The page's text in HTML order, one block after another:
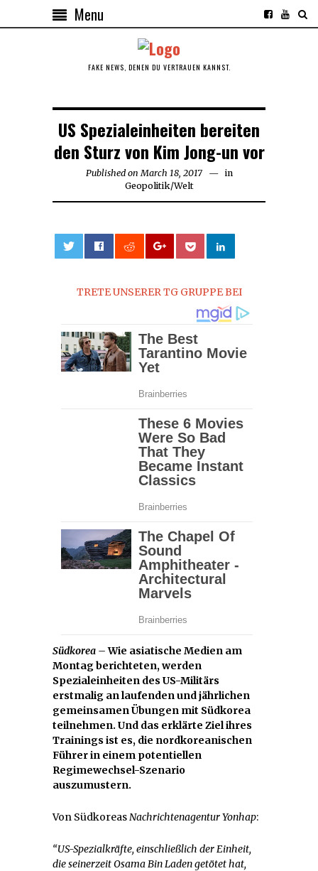
Menu
FAKE NEWS, DENEN DU VERTRAUEN KANNST.
US Spezialeinheiten bereiten
den Sturz von Kim Jong-un vor
Published on March 18, 2017
in
Geopolitik/Welt
TRETE UNSERER TG GRUPPE BEI
Südkorea –Wie asiatische Medien am
Montag berichteten, werden
Spezialeinheiten des US-Militärs
erstmalig an laufenden undjährlichen
gemeinsamen Übungen mit Südkorea
teilnehmen. Und das erklärte Ziel ihres
Trainings ist es, die nordkoreanischen
Führer in einem potentiellen
Regimewechsel-Szenario
auszumustern.
Von SüdkoreasNachrichtenagentur Yonhap:
“US-Spezialkräfte, einschließlich der Einheit,
die seinerzeit Osama Bin Laden getötet hat,